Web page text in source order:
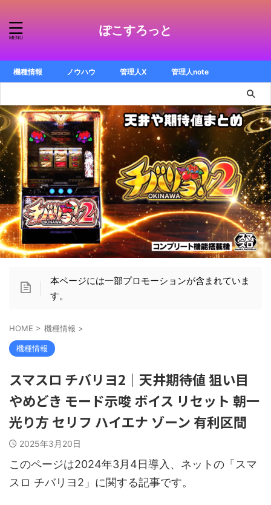
ぽこすろっと
機種情報 ノウハウ 管理人X 管理人note
本ページには一部プロモーションが含まれていま
す。
HOME > 機種情報 >
機種情報
スマスロ チバリヨ2｜天井期待値 狙い目
やめどき モード示唆 ボイス リセット 朝一
光り方 セリフ ハイエナ ゾーン 有利区間
2025年3月20日
このページは2024年3月4日導入、ネットの「スマ
スロ チバリヨ2」に関する記事です。